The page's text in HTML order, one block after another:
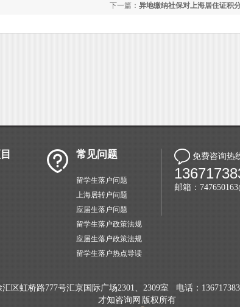
下一篇： 异地缴纳社保对上海居住证积
常见问题
留学生落户问题
上海居转户问题
应届生落户问题
留学生落户政策法规
应届生落户政策法规
留学生落户热点导读
免费咨询热
邮箱：
区虹桥路777号汇京国际广场2301、2309室 电话：
才知咨询网 版权所有